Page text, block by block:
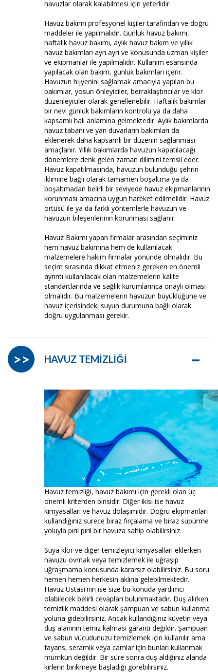
havuzlar olarak kalabilmesi için yeterlidir.
Havuz bakımı profesyonel kişiler tarafından ve doğru
maddeler ile yapılmalıdır. Günlük havuz bakımı,
haftalık havuz bakımı, aylık havuz bakım ve yıllık
havuz bakımları ayrı ayrı ve konusunda uzman kişiler
ve ekipmanlar ile yapılmalıdır. Kullanım esansında
yapılacak olan bakım, günlük bakımları içerir.
Havuzun hijyenini sağlamak amacıyla yapılan bu
bakımlar, yosun önleyiciler, berraklaştırıcılar ve klor
düzenleyiciler olarak genellenebilir. Haftalık bakımlar
bir nevi günlük bakımların kontrolü ya da daha
kapsamlı hali anlamına gelmektedir. Aylık bakımlarda
havuz tabanı ve yan duvarların bakımları da
eklenerek daha kapsamlı bir düzenin sağlanması
amaçlanır. Yıllık bakımlarda havuzun kapatılacağı
dönemlere denk gelen zaman dilimini temsil eder.
Havuz kapatılmasında, havuzun bulunduğu şehrin
iklimine bağlı olarak tamamen boşaltma ya da
boşaltmadan belirli bir seviyede havuz ekipmanlarının
korunması amacına uygun hareket edilmelidir. Havuz
örtüsü ile ya da farklı yöntemlerle havuzun ve
havuzun bileşenlerinin korunması sağlanır.
Havuz Bakımı yapan firmalar arasından seçiminiz
hem havuz bakımına hem de kullanılacak
malzemelere hakim firmalar yönünde olmalıdır. Bu
seçim sırasında dikkat etmeniz gereken en önemli
ayrıntı kullanılacak olan malzemelerin kalite
standartlarında ve sağlık kurumlarınca onaylı olması
olmalıdır. Bu malzemelerin havuzun büyüklüğüne ve
havuz içerisindeki suyun durumuna bağlı olarak
doğru uygulanması gerekir.
HAVUZ TEMİZLİĞİ –
>>
Havuz temizliği, havuz bakımı için gerekli olan üç
önemli kriterden birisidir. Diğer ikisi ise havuz
kimyasalları ve havuz dolaşımıdır. Doğru ekipmanları
kullandığınız sürece biraz fırçalama ve biraz süpürme
yoluyla pırıl pırıl bir havuza sahip olabilirsiniz.
Suya klor ve diğer temizleyici kimyasalları eklerken
havuzu ovmak veya temizlemek ile uğraşıp
uğraşmama konusunda kararsız olabilirsiniz. Bu soru
hemen hemen herkesin aklına gelebilmektedir.
Havuz Ustası'nın ise size bu konuda yardımcı
olabilecek belirli cevapları bulunmaktadır. Duş alırken
temizlik maddesi olarak şampuan ve sabun kullanma
yoluna gidebilirsiniz. Ancak kullandığınız küvetin veya
duş alanının temiz kalması garanti değildir. Şampuan
ve sabun vücudunuzu temizlemek için kullanılır ama
fayans, seramik veya camlar için bunları kullanmak
mümkün değildir. Bir süre sonra duş aldığınız alanda
kirlerin birikmeye başladığı görebilirsiniz.